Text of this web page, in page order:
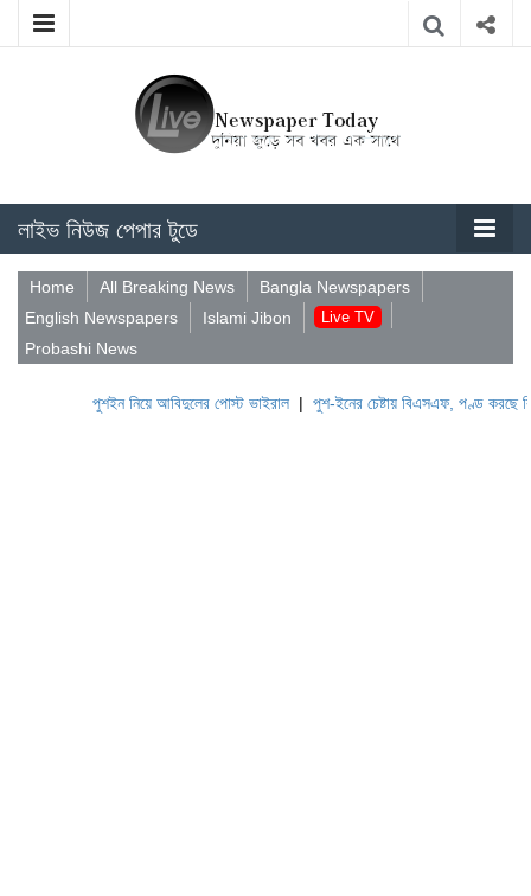
লাইভ নিউজ পেপার টুডে
Home All Breaking News
Bangla Newspapers
English Newspapers
Islami Jibon Live TV
Probashi News
পুশইন নিয়ে আবিদুলের পোস্ট ভাইরাল|পুশ-ইনের চেষ্টায় বিএসএফ, পণ্ড করছে বিজিবি |